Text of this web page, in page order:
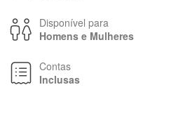
Disponível para
Homens e Mulheres
Contas
Inclusas